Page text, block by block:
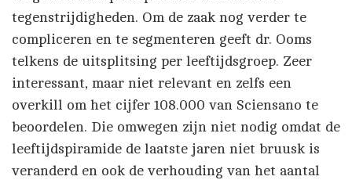
tegenstrijdigheden. Om de zaak nog verder te
compliceren en te segmenteren geeft dr. Ooms
telkens de uitsplitsing per leeftijdsgroep. Zeer
interessant, maar niet relevant en zelfs een
overkill om het cijfer 108.000 van Sciensano te
beoordelen. Die omwegen zijn niet nodig omdat de
leeftijdspiramide de laatste jaren niet bruusk is
veranderd en ook de verhouding van het aantal